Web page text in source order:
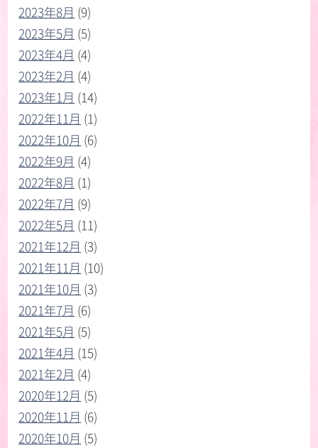
2023年8月 (9)
2023年5月 (5)
2023年4月 (4)
2023年2月 (4)
2023年1月 (14)
2022年11月 (1)
2022年10月 (6)
2022年9月 (4)
2022年8月 (1)
2022年7月 (9)
2022年5月 (11)
2021年12月 (3)
2021年11月 (10)
2021年10月 (3)
2021年7月 (6)
2021年5月 (5)
2021年4月 (15)
2021年2月 (4)
2020年12月 (5)
2020年11月 (6)
2020年10月 (5)